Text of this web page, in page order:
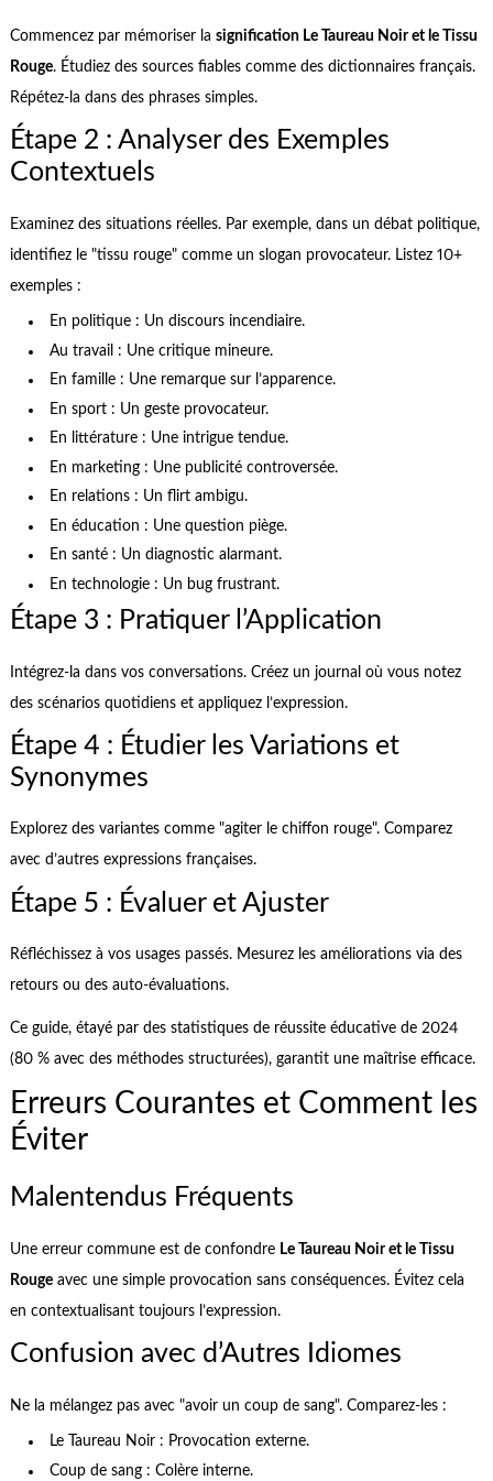
Commencez par mémoriser la signification Le Taureau Noir et le Tissu
Rouge. Étudiez des sources fiables comme des dictionnaires français.
Répétez-la dans des phrases simples.
Étape 2 : Analyser des Exemples
Contextuels
Examinez des situations réelles. Par exemple, dans un débat politique,
identifiez le "tissu rouge" comme un slogan provocateur. Listez 10+
exemples :
En politique : Un discours incendiaire.
Au travail : Une critique mineure.
En famille : Une remarque sur l’apparence.
En sport : Un geste provocateur.
En littérature : Une intrigue tendue.
En marketing : Une publicité controversée.
En relations : Un flirt ambigu.
En éducation : Une question piège.
En santé : Un diagnostic alarmant.
En technologie : Un bug frustrant.
Étape 3 : Pratiquer l’Application
Intégrez-la dans vos conversations. Créez un journal où vous notez
des scénarios quotidiens et appliquez l’expression.
Étape 4 : Étudier les Variations et
Synonymes
Explorez des variantes comme "agiter le chiffon rouge". Comparez
avec d’autres expressions françaises.
Étape 5 : Évaluer et Ajuster
Réfléchissez à vos usages passés. Mesurez les améliorations via des
retours ou des auto-évaluations.
Ce guide, étayé par des statistiques de réussite éducative de 2024
(80 % avec des méthodes structurées), garantit une maîtrise efficace.
Erreurs Courantes et Comment les
Éviter
Malentendus Fréquents
Une erreur commune est de confondre Le Taureau Noir et le Tissu
Rougeavec une simple provocation sans conséquences. Évitez cela
en contextualisant toujours l’expression.
Confusion avec d’Autres Idiomes
Ne la mélangez pas avec "avoir un coup de sang". Comparez-les :
Le Taureau Noir : Provocation externe.
Coup de sang : Colère interne.